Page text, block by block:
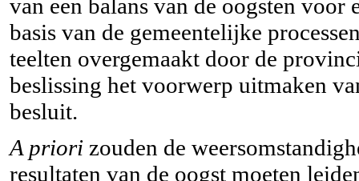
van een balans van de oogsten
basis van de gemeentelijke
teelten overgemaakt door de
beslissing het voorwerp uitmaken
besluit.
A priori zouden de
resultaten van de oogst moeten